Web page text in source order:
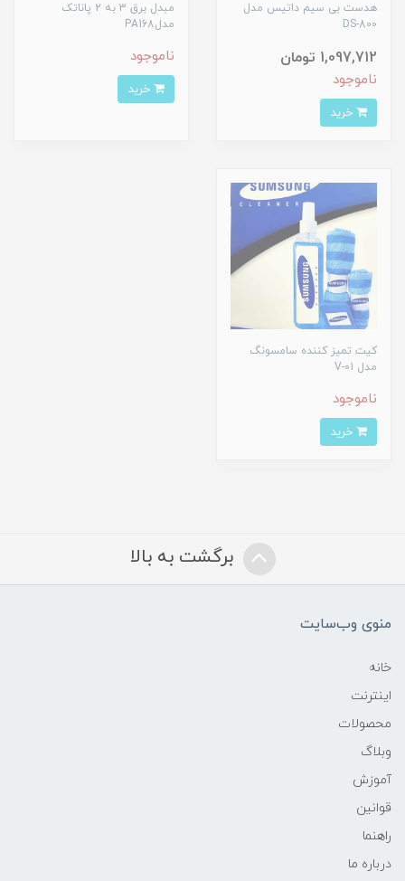
هدست بی سیم داتیس مدل
DS-800
1,097,712 تومان
ناموجود
مبدل برق 3 به 2 پاناتک
مدلPA168
ناموجود
کیت تمیز کننده سامسونگ
مدل V-01
ناموجود
برگشت به بالا
منوی وب‌سایت
خانه
اینترنت
محصولات
وبلاگ
آموزش
قوانین
راهنما
درباره ما